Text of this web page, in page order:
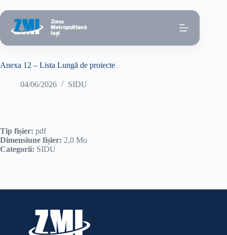
la
conținut
Anexa 12 – Lista Lungă de proiecte
04/06/2026 SIDU
Tip fișier: pdf
Dimensiune fișier: 2,0 Mo
Categorii: SIDU